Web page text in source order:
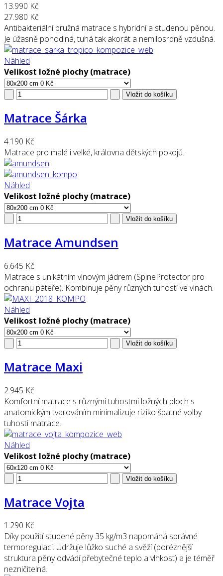
13.990 Kč
27.980 Kč
Antibakteriální pružná matrace s hybridní a studenou pěnou.
Je úžasně pohodlná, tuhá tak akorát a nemilosrdně vzdušná.
Náhled
Velikost ložné plochy (matrace)
Matrace Šárka
4.190 Kč
Matrace pro malé i velké, královna dětských pokojů.
Náhled
Velikost ložné plochy (matrace)
Matrace Amundsen
6.645 Kč
Matrace s unikátním vlnovým jádrem (SpineProtector pro
ochranu páteře). Kombinuje pěny různých tuhostí ve vlnách.
Náhled
Velikost ložné plochy (matrace)
Matrace Maxi
2.945 Kč
Komfortní matrace s různými tuhostmi ložných ploch s
anatomickým tvarováním minimalizuje riziko špatné volby
tuhosti matrace.
Náhled
Velikost ložné plochy (matrace)
Matrace Vojta
1.290 Kč
Díky použití studené pěny 35 kg/m3 napomáhá správné
termoregulaci. Udržuje lůžko suché a svěží (poréznější
struktura pěny odvádí přebytečné teplo a vlhkost) a je téměř
nezničitelná.